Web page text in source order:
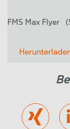
FMS Max Flyer